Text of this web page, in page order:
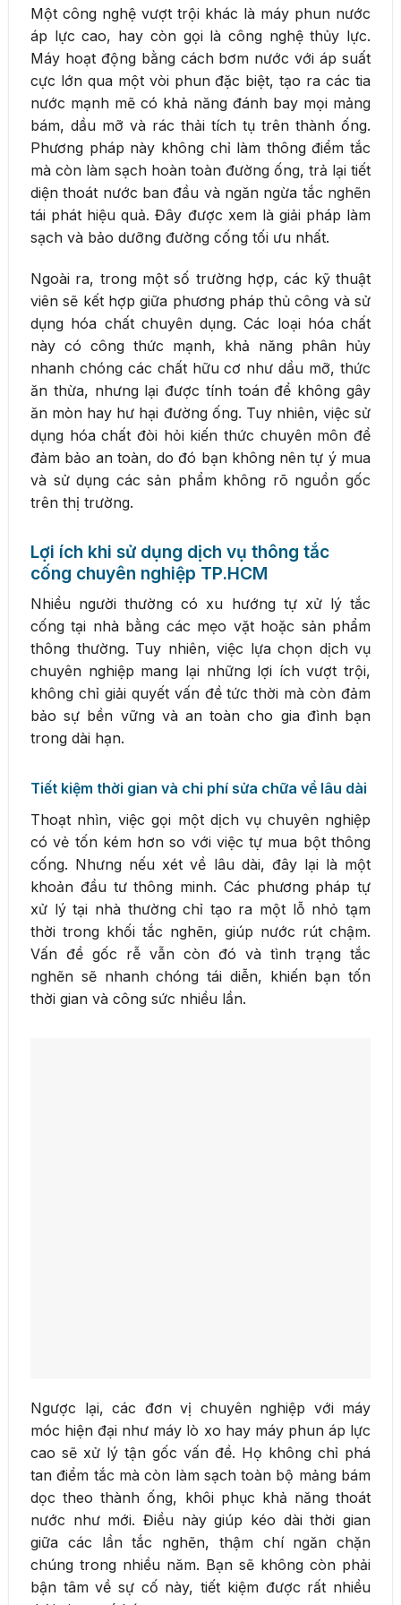
Một công nghệ vượt trội khác là máy phun nước
áp lực cao, hay còn gọi là công nghệ thủy lực.
Máy hoạt động bằng cách bơm nước với áp suất
cực lớn qua một vòi phun đặc biệt, tạo ra các tia
nước mạnh mẽ có khả năng đánh bay mọi mảng
bám, dầu mỡ và rác thải tích tụ trên thành ống.
Phương pháp này không chỉ làm thông điểm tắc
mà còn làm sạch hoàn toàn đường ống, trả lại tiết
diện thoát nước ban đầu và ngăn ngừa tắc nghẽn
tái phát hiệu quả. Đây được xem là giải pháp làm
sạch và bảo dưỡng đường cống tối ưu nhất.
Ngoài ra, trong một số trường hợp, các kỹ thuật
viên sẽ kết hợp giữa phương pháp thủ công và sử
dụng hóa chất chuyên dụng. Các loại hóa chất
này có công thức mạnh, khả năng phân hủy
nhanh chóng các chất hữu cơ như dầu mỡ, thức
ăn thừa, nhưng lại được tính toán để không gây
ăn mòn hay hư hại đường ống. Tuy nhiên, việc sử
dụng hóa chất đòi hỏi kiến thức chuyên môn để
đảm bảo an toàn, do đó bạn không nên tự ý mua
và sử dụng các sản phẩm không rõ nguồn gốc
trên thị trường.
Lợi ích khi sử dụng dịch vụ thông tắc
cống chuyên nghiệp TP.HCM
Nhiều người thường có xu hướng tự xử lý tắc
cống tại nhà bằng các mẹo vặt hoặc sản phẩm
thông thường. Tuy nhiên, việc lựa chọn dịch vụ
chuyên nghiệp mang lại những lợi ích vượt trội,
không chỉ giải quyết vấn đề tức thời mà còn đảm
bảo sự bền vững và an toàn cho gia đình bạn
trong dài hạn.
Tiết kiệm thời gian và chi phí sửa chữa về lâu dài
Thoạt nhìn, việc gọi một dịch vụ chuyên nghiệp
có vẻ tốn kém hơn so với việc tự mua bột thông
cống. Nhưng nếu xét về lâu dài, đây lại là một
khoản đầu tư thông minh. Các phương pháp tự
xử lý tại nhà thường chỉ tạo ra một lỗ nhỏ tạm
thời trong khối tắc nghẽn, giúp nước rút chậm.
Vấn đề gốc rễ vẫn còn đó và tình trạng tắc
nghẽn sẽ nhanh chóng tái diễn, khiến bạn tốn
thời gian và công sức nhiều lần.
Ngược lại, các đơn vị chuyên nghiệp với máy
móc hiện đại như máy lò xo hay máy phun áp lực
cao sẽ xử lý tận gốc vấn đề. Họ không chỉ phá
tan điểm tắc mà còn làm sạch toàn bộ mảng bám
dọc theo thành ống, khôi phục khả năng thoát
nước như mới. Điều này giúp kéo dài thời gian
giữa các lần tắc nghẽn, thậm chí ngăn chặn
chúng trong nhiều năm. Bạn sẽ không còn phải
bận tâm về sự cố này, tiết kiệm được rất nhiều